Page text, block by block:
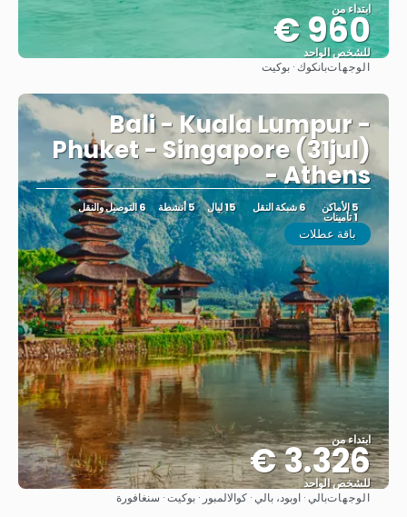
ابتداء من
960 €
للشخص الواحد
الوجهاتبانكوك · بوكيت
Bali - Kuala Lumpur -
Phuket - Singapore (31jul)
- Athens
5 الأماكن 6 شبكة النقل 15 ليال 5 أنشطة 6 التوصيل والنقل
1 تأمينات
باقة عطلات
ابتداء من
3.326 €
للشخص الواحد
شاهد
الوجهاتبالي · اوبود، بالي · كوالالمبور · بوكيت · سنغافورة